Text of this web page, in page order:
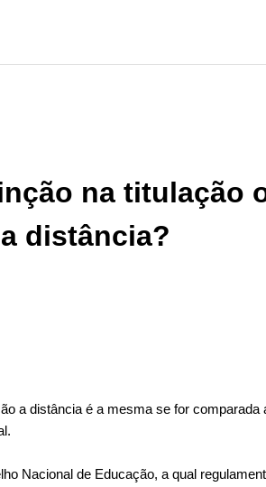
na titulação
distância?
a distância é a mesma se for comparada
Nacional de Educação, a qual